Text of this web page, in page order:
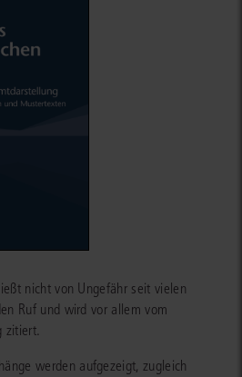
nicht von Ungefähr seit vielen
Ruf und wird vor allem vom
zitiert.
werden aufgezeigt, zugleich